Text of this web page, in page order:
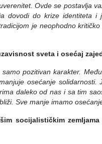
Ovde se postavlja
dovodi do krize identiteta i
je neophodno
sveta i osećaj
pozitivan karakter.
osećanje
daleko od nas i sa tim
Sve manje imamo
socijalističkim